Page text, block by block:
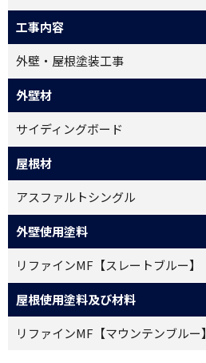
工事内容
外壁・屋根塗装工事
外壁材
サイディングボード
屋根材
アスファルトシングル
外壁使用塗料
リファインMF【スレートブルー】
屋根使用塗料及び材料
リファインMF【マウンテンブルー】